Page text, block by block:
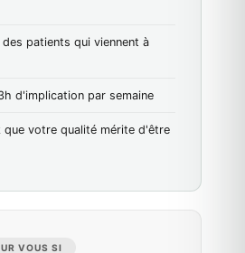
patients qui viennent à
d'implication par semaine
que votre qualité mérite d'être
VOUS SI